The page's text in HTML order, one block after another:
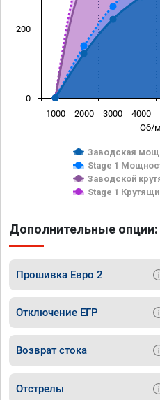
Об/
Заводская
Stage 1
Заводской
Stage 1
1000 2000 3000 4000
0
200
Дополнительные опции:
Прошивка Евро 2
Отключение ЕГР
Возврат стока
Отстрелы